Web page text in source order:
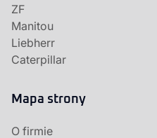
ZF
Manitou
Liebherr
Caterpillar
Mapa strony
O firmie